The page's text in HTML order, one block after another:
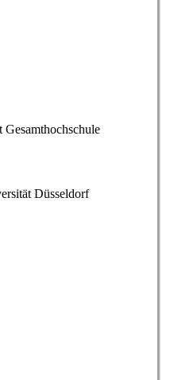
Düsseldorf